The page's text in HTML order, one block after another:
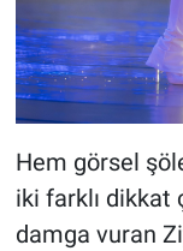
Hem görsel
iki farklı dikkat
damga vuran